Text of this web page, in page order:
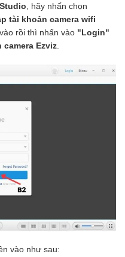
, hãy nhấn chọn
tài khoản camera wifi
rồi thì nhấn vào "Login"
Ezviz
vào như sau: